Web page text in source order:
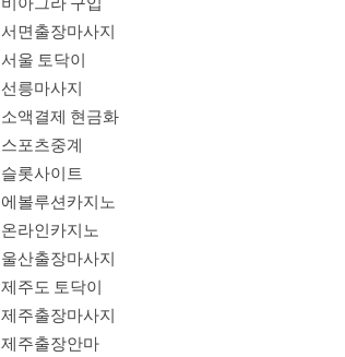
서면출장마사지
서울 토닥이
선릉마사지
소액결제 현금화
스포츠중계
슬롯사이트
에볼루션카지노
온라인카지노
울산출장마사지
제주도 토닥이
제주출장마사지
제주출장안마